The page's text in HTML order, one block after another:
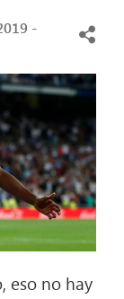
-
eso no hay